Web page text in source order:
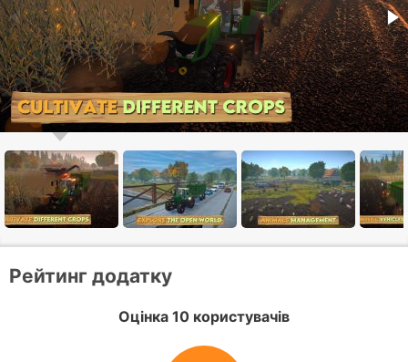
Рейтинг додатку
Оцінка 10 користувачів